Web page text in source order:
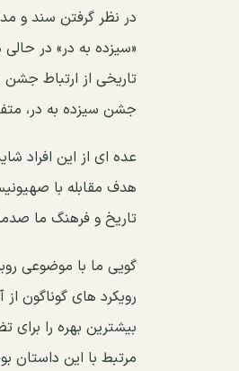
در نظر گرفتن سند و
«سیزده به در» در
تاریخی از ارتباط جشن
جشن سیزده به در،
عده ای از این افراد
هدف مقابله با
تاریخ و فرهنگ ما
گویی ما با موضوعی
رویکرد های گوناگون
بیشترین بهره را
مرتبط با این داستان